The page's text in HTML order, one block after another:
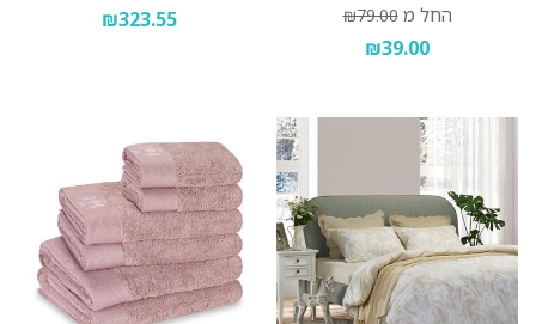
החל מ ₪79.00
₪39.00
₪323.55